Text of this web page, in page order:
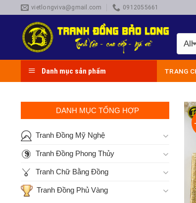
to
vietlongviva@gmail.com 0912055661
Danh mục sản phẩm TRANG
DANH MỤC TỔNG HỢP
Tranh Đồng Mỹ Nghệ
Tranh Đồng Phong Thủy
Tranh Chữ Bằng Đồng
Tranh Đồng Phủ Vàng